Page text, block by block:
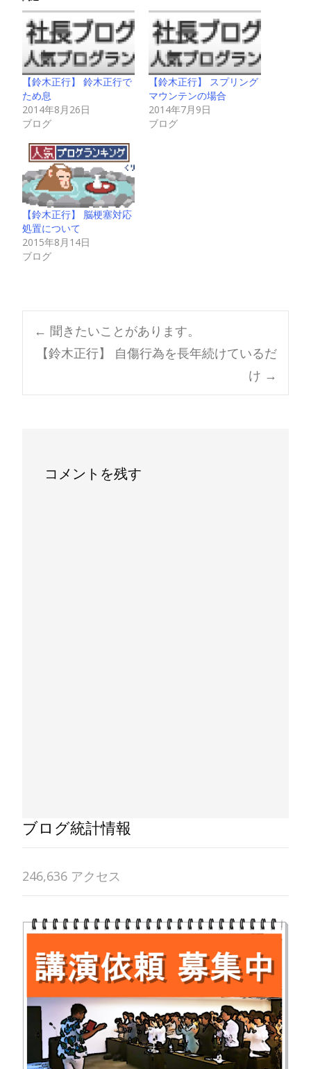
【鈴木正行】 鈴木正行で
ため息
2014年8月26日
ブログ
【鈴木正行】 スプリング
マウンテンの場合
2014年7月9日
ブログ
【鈴木正行】 脳梗塞対応
処置について
2015年8月14日
ブログ
Post
← 聞きたいことがあります。
【鈴木正行】 自傷行為を長年続けているだ
け →
コメントを残す
ブログ統計情報
246,636 アクセス